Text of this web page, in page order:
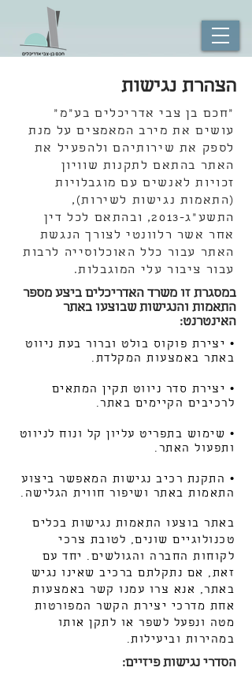
הצהרת נגישות
"חכם בן צבי אדריכלים בע"מ"
עושים את מירב המאמצים על מנת
לספק את שירותיהם ולהפעיל את
האתר בהתאם לתקנות שוויון
זכויות לאנשים עם מוגבלויות
(התאמות נגישות לשירות),
התשע"ג-2013, ובהתאם לכל דין
אחר אשר רלוונטי לצורך הנגשת
האתר עבור כלל האוכלוסייה לרבות
עבור ציבור עלי המוגבלות.
במסגרת זו משרד האדריכלים ביצע מספר
התאמות והנגישות שבוצעו באתר
האינטרנט:
• יצירת פוקוס בולט וברור בעת ניווט
באתר באמצעות המקלדת.
• יצירת סדר ניווט תקין המתאים
לרכיבים הקיימים באתר.
• שימוש בתפריט עליון קל ונוח לניווט
ותפעול האתר.
• התקנת רכיב נגישות המאפשר ביצוע
התאמות באתר ושיפור חווית הגלישה.
באתר בוצעו התאמות נגישות בכלים
טכנולוגיים שונים, לטובת צרכי
לקוחות החברה והגולשים. יחד עם
זאת, אם נתקלתם ברכיב שאינו נגיש
באתר, אנא צרו עמנו קשר באמצעות
אחת מדרכי יצירת הקשר המפורטות
מטה ונפעל לשפר או לתקן אותו
במהירות וביעילות.
הסדרי נגישות פיזיים: